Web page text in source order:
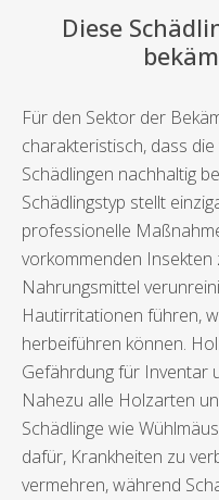
Diese
Für den Sektor der
charakteristisch, dass
Schädlingen nachhaltig
Schädlingstyp stellt
professionelle
vorkommenden Insekten
Nahrungsmittel
Hautirritationen führen,
herbeiführen können.
Gefährdung für Inventar
Nahezu alle Holzarten
Schädlinge wie
dafür, Krankheiten zu
vermehren, während